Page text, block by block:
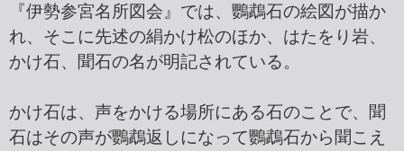
『伊勢参宮名所図会』では、鸚鵡石の絵図が描か
れ、そこに先述の絹かけ松のほか、はたをり岩、
かけ石、聞石の名が明記されている。
かけ石は、声をかける場所にある石のことで、聞
石はその声が鸚鵡返しになって鸚鵡石から聞こえ